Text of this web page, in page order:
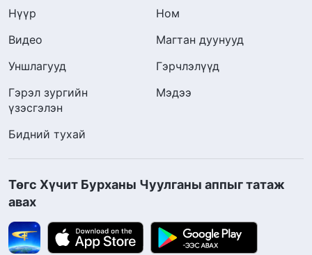
Нүүр
Ном
Видео
Магтан дуунууд
Уншлагууд
Гэрчлэлүүд
Гэрэл зургийн
үзэсгэлэн
Мэдээ
Бидний тухай
Төгс Хүчит Бурханы Чуулганы аппыг татаж
авах